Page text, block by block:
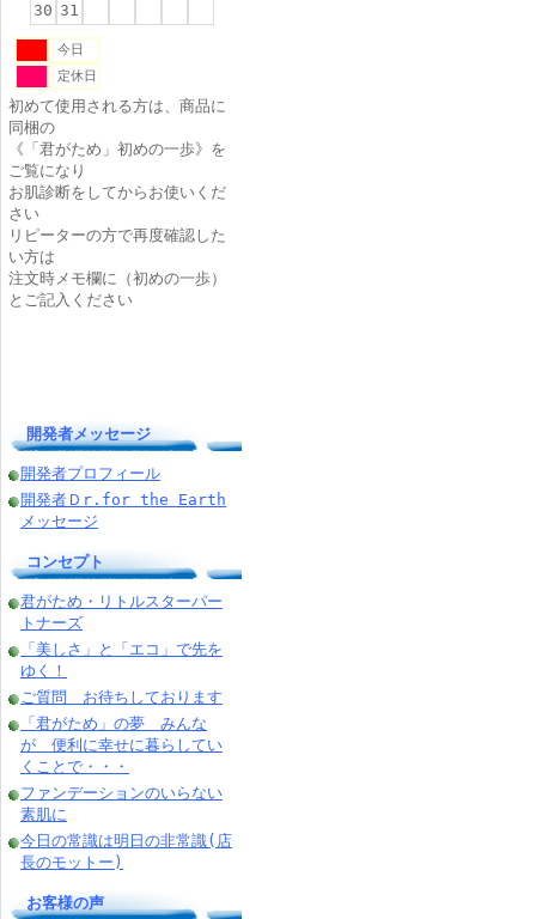
30 31
今日
定休日
初めて使用される方は、商品に
同梱の
《「君がため」初めの一歩》を
ご覧になり
お肌診断をしてからお使いくだ
さい
リピーターの方で再度確認した
い方は
注文時メモ欄に（初めの一歩）
とご記入ください
開発者メッセージ
開発者プロフィール
開発者Ｄr.for the Earth
メッセージ
コンセプト
君がため・リトルスターパー
トナーズ
「美しさ」と「エコ」で先を
ゆく！
ご質問 お待ちしております
「君がため」の夢 みんな
が 便利に幸せに暮らしてい
くことで・・・
ファンデーションのいらない
素肌に
今日の常識は明日の非常識(店
長のモットー)
お客様の声